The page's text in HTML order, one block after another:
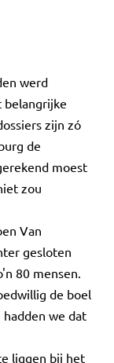
werd
belangrijke
zijn zó
de
moest
zou
Van
gesloten
80 mensen.
de boel
we dat
liggen bij het